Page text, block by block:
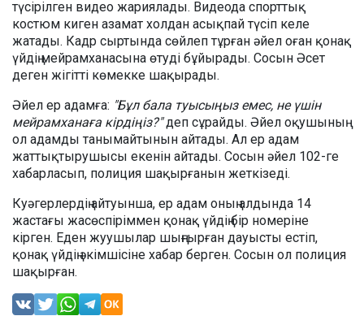
түсірілген видео жариялады. Видеода спорттық
костюм киген азамат холдан асықпай түсіп келе
жатады. Кадр сыртында сөйлеп тұрған әйел оған қонақ
үйдің мейрамханасына өтуді бұйырады. Сосын Әсет
деген жігітті көмекке шақырады.
Әйел ер адамға: "Бұл бала туысыңыз емес, не үшін
мейрамханаға кірдіңіз?"деп сұрайды. Әйел оқушының
ол адамды танымайтынын айтады. Ал ер адам
жаттықтырушысы екенін айтады. Сосын әйел 102-ге
хабарласып, полиция шақырғанын жеткізеді.
Куәгерлердің айтуынша, ер адам оның алдында 14
жастағы жасөспіріммен қонақ үйдің бір номеріне
кірген. Еден жуушылар шыңғырған дауысты естіп,
қонақ үйдің әкімшісіне хабар берген. Сосын ол полиция
шақырған.